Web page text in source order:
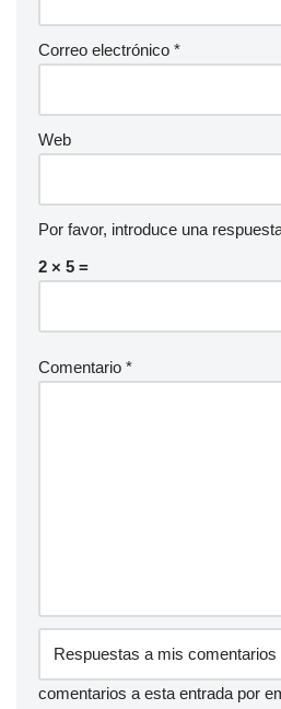
Correo electrónico *
Web
Por favor, introduce una
2 × 5 =
Comentario *
comentarios a esta entrada por